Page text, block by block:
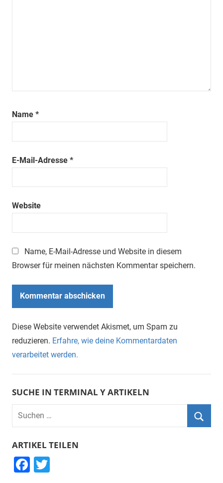
Name *
E-Mail-Adresse *
Website
Name, E-Mail-Adresse und Website in diesem
Browser für meinen nächsten Kommentar speichern.
Diese Website verwendet Akismet, um Spam zu
reduzieren. Erfahre, wie deine Kommentardaten
verarbeitet werden.
SUCHE IN TERMINAL Y ARTIKELN
Suchen
ARTIKEL TEILEN
F